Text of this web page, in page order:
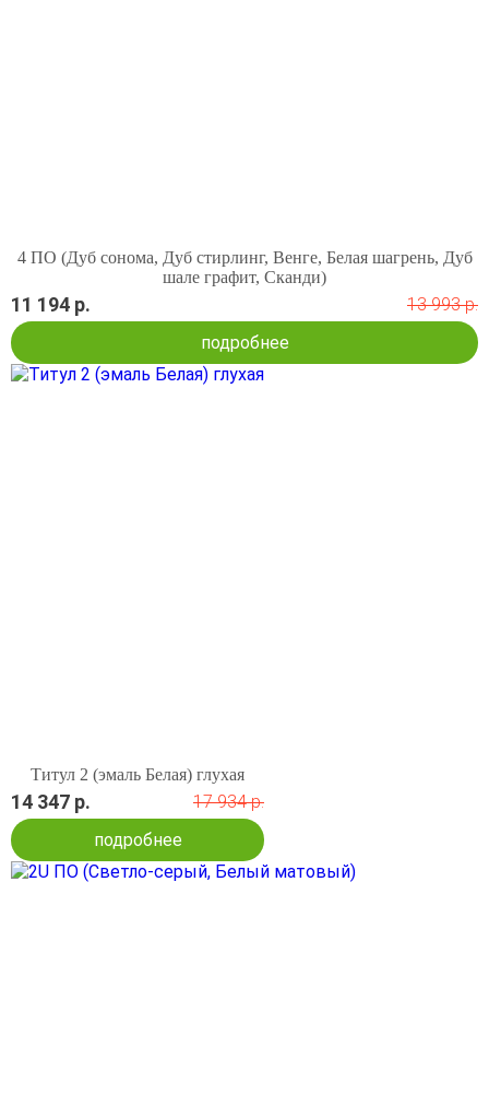
4 ПО (Дуб сонома, Дуб стирлинг, Венге, Белая шагрень, Дуб
шале графит, Сканди)
11 194 р.
13 993 р.
подробнее
Титул 2 (эмаль Белая) глухая
14 347 р.
17 934 р.
подробнее